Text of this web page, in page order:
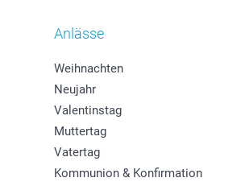
Anlässe
Weihnachten
Neujahr
Valentinstag
Muttertag
Vatertag
Kommunion & Konfirmation